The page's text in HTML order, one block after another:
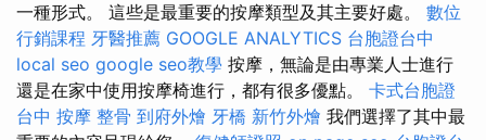
一種形式。 這些是最重要的按摩類型及其主要好處。 數位
行銷課程 牙醫推薦 GOOGLE ANALYTICS 台胞證台中
local seo google seo教學 按摩，無論是由專業人士進行
還是在家中使用按摩椅進行，都有很多優點。 卡式台胞證
台中 按摩 整骨 到府外燴 牙橋 新竹外燴 我們選擇了其中最